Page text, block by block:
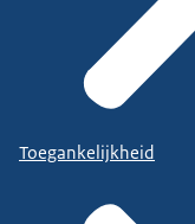
Toegankelijkheid